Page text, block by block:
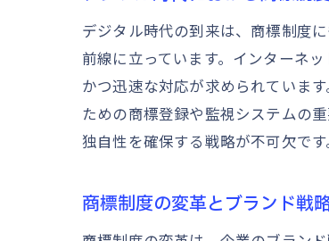
デジタル時代の到来は、商標制度
前線に立っています。インターネ
かつ迅速な対応が求められていま
ための商標登録や監視システムの
独自性を確保する戦略が不可欠です
商標制度の変革とブランド戦